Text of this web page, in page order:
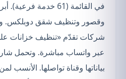
في القائمة (61 خدمة
وقصور وتنظيف شقق دوبلكس.
شركات تقدّم «تنظيف خزانات
عبر واتساب مباشرة. وتحمل
بياناتها وقناة تواصلها.